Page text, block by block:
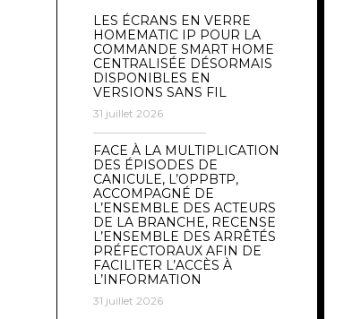
LES ÉCRANS EN VERRE
HOMEMATIC IP POUR LA
COMMANDE SMART HOME
CENTRALISÉE DÉSORMAIS
DISPONIBLES EN
VERSIONS SANS FIL
31 juillet 2026
FACE À LA MULTIPLICATION
DES ÉPISODES DE
CANICULE, L’OPPBTP,
ACCOMPAGNÉ DE
L’ENSEMBLE DES ACTEURS
DE LA BRANCHE, RECENSE
L’ENSEMBLE DES ARRÊTÉS
PRÉFECTORAUX AFIN DE
FACILITER L’ACCÈS À
L’INFORMATION
31 juillet 2026